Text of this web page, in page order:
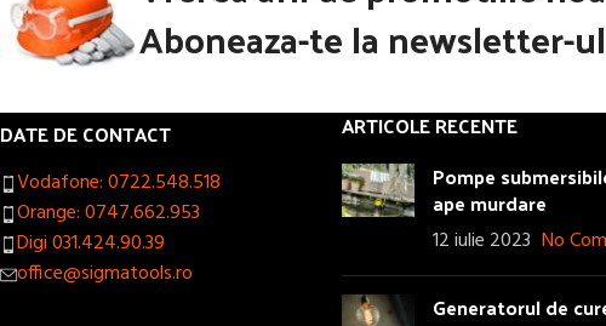
Aboneaza-te la newsletter-
DATE DE CONTACT
Vodafone: 0722.548.518
Orange: 0747.662.953
Digi 031.424.90.39
office@sigmatools.ro
ARTICOLE RECENTE
Pompe
ape murdare
12 iulie 2023 No
Generatorul de